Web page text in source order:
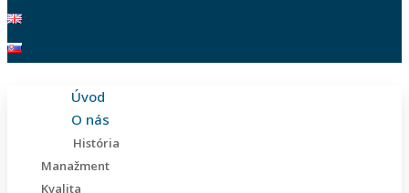
Úvod
O nás
História
Manažment
Kvalita